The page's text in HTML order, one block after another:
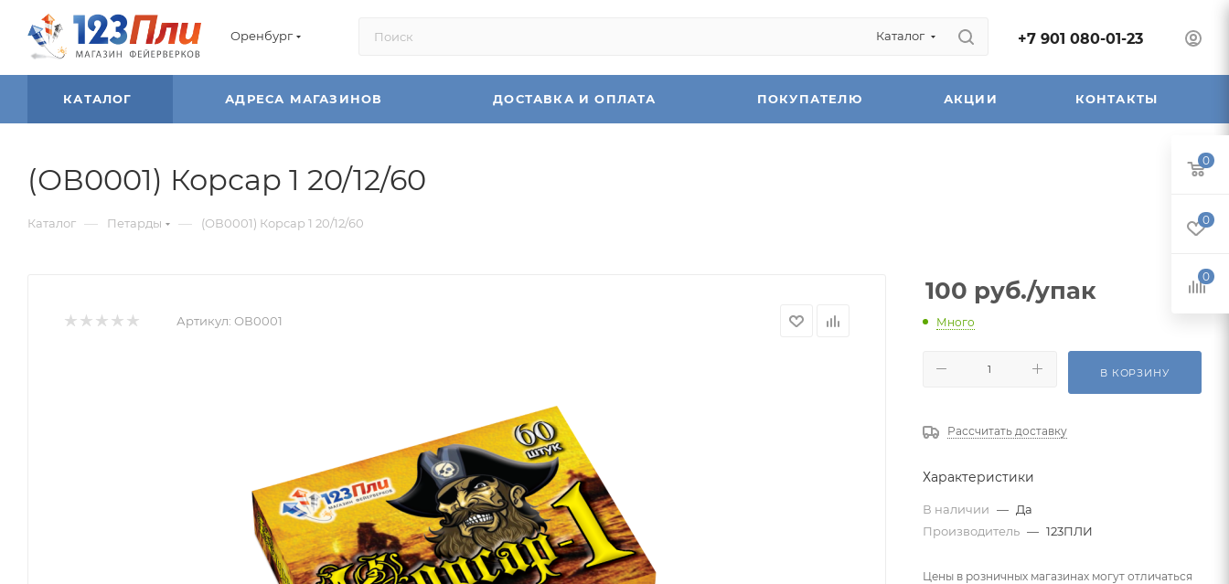
Оренбург Каталог +7 901 080-01-23
КАТАЛОГ АДРЕСА МАГАЗИНОВ ДОСТАВКА И ОПЛАТА ПОКУПАТЕЛЮ АКЦИИ КОНТАКТЫ
(ОВ0001) Корсар 1 20/12/60
Каталог — Петарды — (ОВ0001) Корсар 1 20/12/60
Артикул: ОВ0001
100 руб./упак
Много
В КОРЗИНУ
Рассчитать доставку
Характеристики
В наличии — Да
Производитель — 123ПЛИ
Цены в розничных магазинах могут отличаться
0
0
0